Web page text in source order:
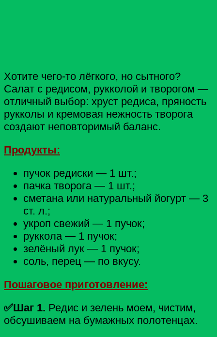
Хотите чего‑то лёгкого, но сытного?
Салат с редисом, рукколой и творогом —
отличный выбор: хруст редиса, пряность
рукколы и кремовая нежность творога
создают неповторимый баланс.
Продукты:
пучок редиски — 1 шт.;
пачка творога — 1 шт.;
сметана или натуральный йогурт — 3
ст. л.;
укроп свежий — 1 пучок;
руккола — 1 пучок;
зелёный лук — 1 пучок;
соль, перец — по вкусу.
Пошаговое приготовление:
✅Шаг 1. Редис и зелень моем, чистим,
обсушиваем на бумажных полотенцах.